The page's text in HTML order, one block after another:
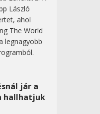
László
ahol
The World
legnagyobb
jár a
hallhatjuk